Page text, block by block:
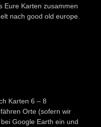
Eure Karten zusammen
nach good old europe.
Karten 6 – 8
Orte (sofern wir
Google Earth ein und